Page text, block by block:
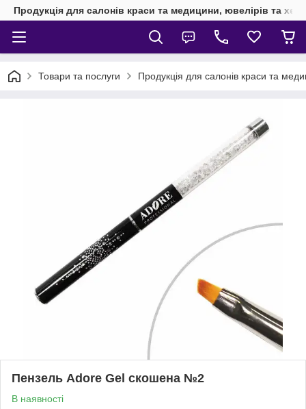
Продукція для салонів краси та медицини, ювелірів та
Товари та послуги Продукція для салонів краси та
Пензель Adore Gel скошена №2
В наявності